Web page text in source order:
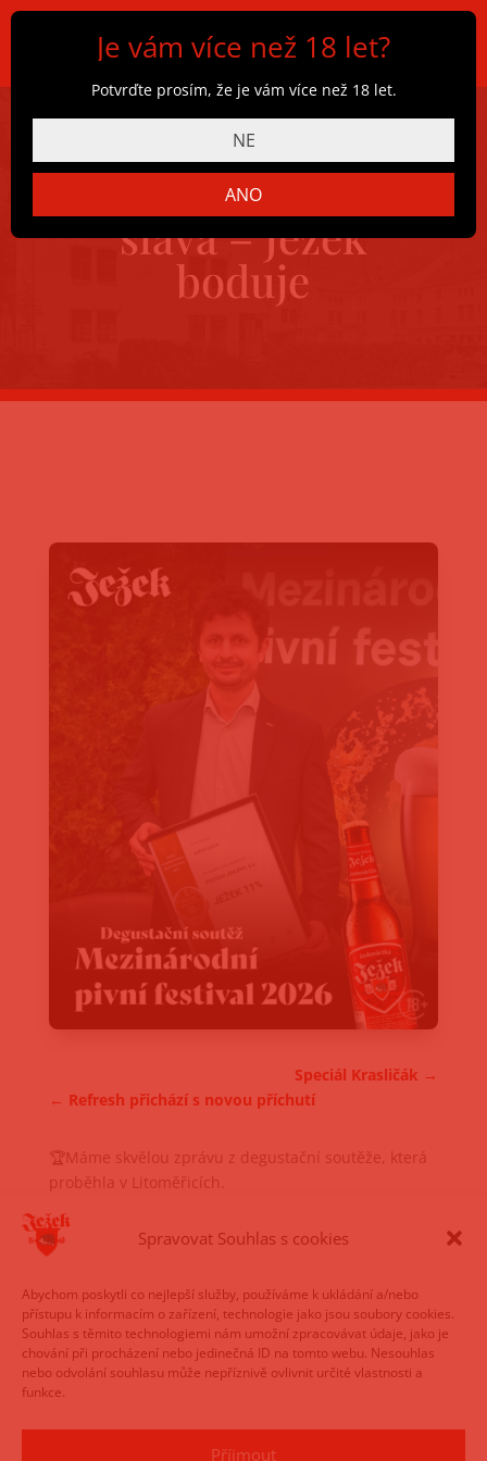
Spravovat Souhlas s cookies
Abychom poskytli co nejlepší služby, používáme k ukládání a/nebo
přístupu k informacím o zařízení, technologie jako jsou soubory cookies.
Souhlas s těmito technologiemi nám umožní zpracovávat údaje, jako je
chování při procházení nebo jedinečná ID na tomto webu. Nesouhlas
nebo odvolání souhlasu může nepříznivě ovlivnit určité vlastnosti a
funkce.
Příjmout
Březnová pivní
sláva – Ježek
boduje
Speciál Krasličák
Refresh přichází s novou příchutí
🏆Máme skvělou zprávu z degustační soutěže, která
proběhla v Litoměřicích.
Naše pivo zde zaznamenalo krásný úspěch:
Ježek 11– 3. místo 🥉
Velké poděkování patří všem, kteří se na tomto
úspěchu podílejí, a také vám, našim zákazníkům, za
to, že naše pivo milujete.
Je vám více než 18 let?
Potvrďte prosím, že je vám více než 18 let.
NE
ANO